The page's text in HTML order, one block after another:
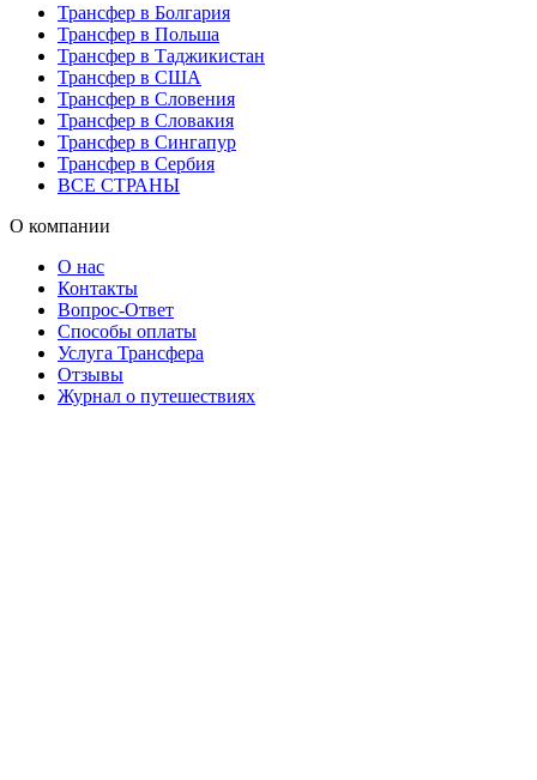
Трансфер в Болгария
Трансфер в Польша
Трансфер в Таджикистан
Трансфер в США
Трансфер в Словения
Трансфер в Словакия
Трансфер в Сингапур
Трансфер в Сербия
ВСЕ СТРАНЫ
О компании
О нас
Контакты
Вопрос-Ответ
Способы оплаты
Услуга Трансфера
Отзывы
Журнал о путешествиях